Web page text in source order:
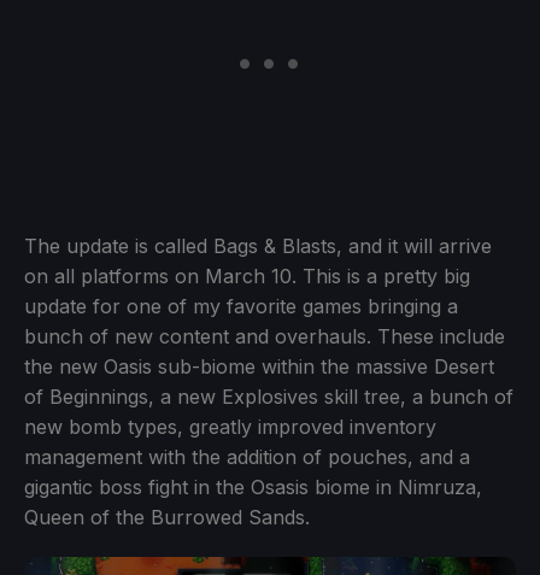
The update is called Bags & Blasts, and it will arrive
on all platforms on March 10. This is a pretty big
update for one of my favorite games bringing a
bunch of new content and overhauls. These include
the new Oasis sub-biome within the massive Desert
of Beginnings, a new Explosives skill tree, a bunch of
new bomb types, greatly improved inventory
management with the addition of pouches, and a
gigantic boss fight in the Osasis biome in Nimruza,
Queen of the Burrowed Sands.